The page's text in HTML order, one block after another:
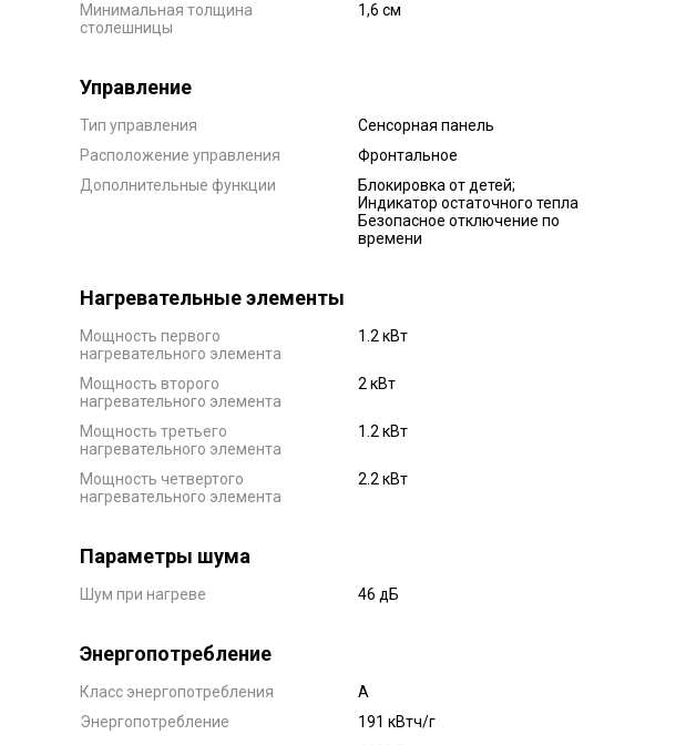
Минимальная толщина
столешницы
1,6 см
Управление
Тип управления
Сенсорная панель
Расположение управления
Фронтальное
Дополнительные функции
Блокировка от детей;
Индикатор остаточного тепла
Безопасное отключение по
времени
Нагревательные элементы
Мощность первого
нагревательного элемента
1.2 кВт
Мощность второго
нагревательного элемента
2 кВт
Мощность третьего
нагревательного элемента
1.2 кВт
Мощность четвертого
нагревательного элемента
2.2 кВт
Параметры шума
Шум при нагреве 46 дБ
Энергопотребление
Класс энергопотребления
А
Энергопотребление
191 кВтч/г